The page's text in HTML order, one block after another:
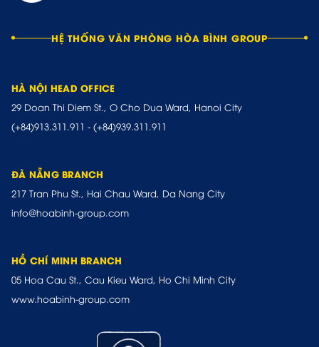
HỆ THỐNG VĂN PHÒNG HÒA BÌNH GROUP
HÀ NỘI HEAD OFFICE
29 Doan Thi Diem St., O Cho Dua Ward, Hanoi City
(+84)913.311.911 - (+84)939.311.911
ĐÀ NẴNG BRANCH
217 Tran Phu St., Hai Chau Ward, Da Nang City
info@hoabinh-group.com
HỒ CHÍ MINH BRANCH
05 Hoa Cau St., Cau Kieu Ward, Ho Chi Minh City
www.hoabinh-group.com